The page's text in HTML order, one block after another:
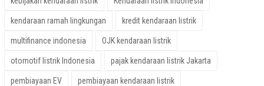
kendaraan ramah lingkungan kredit kendaraan listrik
multifinance indonesia OJK kendaraan listrik
otomotif listrik Indonesia pajak kendaraan listrik Jakarta
pembiayaan EV pembiayaan kendaraan listrik